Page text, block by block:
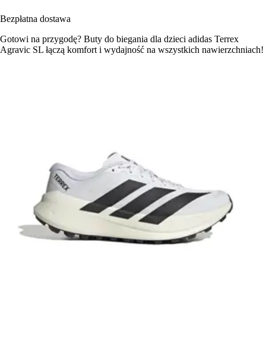
Bezpłatna dostawa
Gotowi na przygodę? Buty do biegania dla dzieci adidas Terrex
Agravic SL łączą komfort i wydajność na wszystkich nawierzchniach!